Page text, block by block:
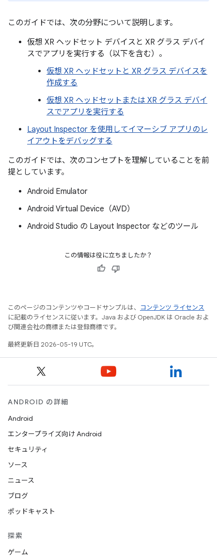
このガイドでは、次の分野について説明します。
仮想 XR ヘッドセット デバイスと XR グラス デバイ
スでアプリを実行する（以下を含む）。
仮想 XR ヘッドセットと XR グラス デバイスを
作成する
仮想 XR ヘッドセットまたは XR グラス デバイ
スでアプリを実行する
Layout Inspector を使用してイマーシブ アプリのレ
イアウトをデバッグする
このガイドでは、次のコンセプトを理解していることを前
提としています。
Android Emulator
Android Virtual Device（AVD）
Android Studio の Layout Inspector などのツール
この情報は役に立ちましたか？
このページのコンテンツやコードサンプルは、
コンテンツ ライセンス
に記載のライセンスに従います。Java および OpenJDK は Oracle およ
び関連会社の商標または登録商標です。
最終更新日 2026-05-19 UTC。
ANDROID の詳細
Android
エンタープライズ向け Android
セキュリティ
ソース
ニュース
ブログ
ポッドキャスト
探索
ゲーム